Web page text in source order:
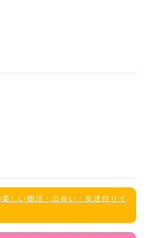
しい婚活・出会い・友達作りイ